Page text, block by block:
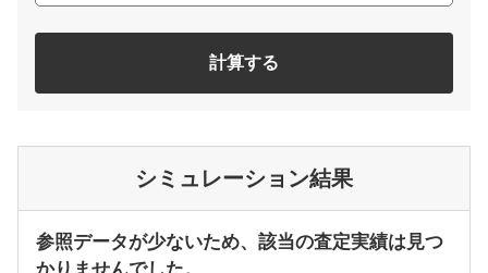
計算する
シミュレーション結果
参照データが少ないため、該当の査定実績は見つ